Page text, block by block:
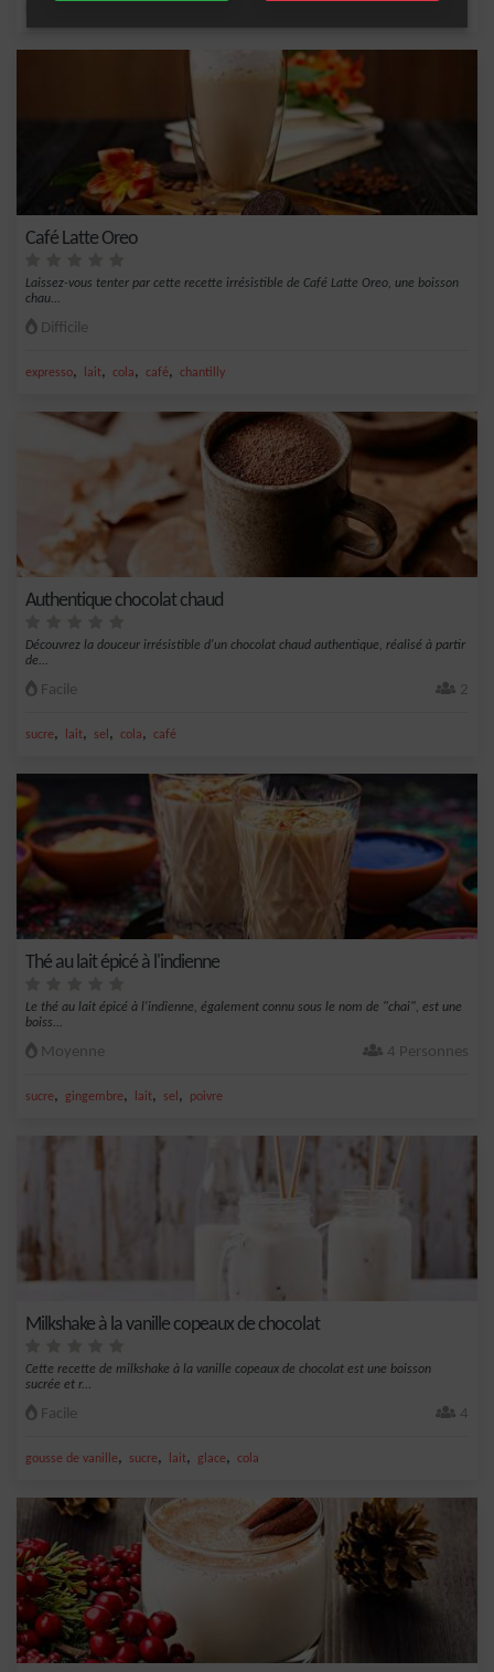
Café Latte Oreo
Laissez-vous tenter par cette recette irrésistible de Café Latte Oreo, une boisson
chau...
Difficile
expresso, lait, cola, café, chantilly
Authentique chocolat chaud
Découvrez la douceur irrésistible d'un chocolat chaud authentique, réalisé à partir
de...
Facile 2
sucre, lait, sel , cola, café
Thé au lait épicé à l'indienne
Le thé au lait épicé à l'indienne, également connu sous le nom de "chai", est une
boiss...
Moyenne 4 Personnes
sucre, gingembre, lait, sel , poivre
Milkshake à la vanille copeaux de chocolat
Cette recette de milkshake à la vanille copeaux de chocolat est une boisson
sucrée et r...
Facile 4
gousse de vanille, sucre, lait, glace, cola